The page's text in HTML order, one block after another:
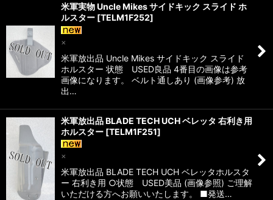
米軍実物 Uncle Mikes サイドキック スライド ホ
ルスター [TELM1F252]
×
米軍放出品 Uncle Mikes サイドキック スライド
ホルスター 状態 USED良品 4番目の画像は参考
画像になります。 ベルト通しあり (画像参考) 放
出…
米軍放出品 BLADE TECH UCH ベレッタ 右利き用
ホルスター [TELM1F251]
×
米軍放出品 BLADE TECH UCH ベレッタホルスタ
ー 右利き用 ○状態 USED美品 (画像参照) ご理解
いただける方へお願いいたします。 ■発送…